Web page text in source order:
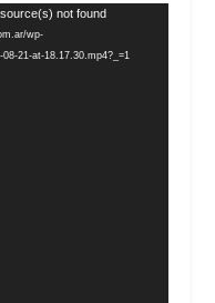
not found
wp-
21-at-18.17.30.mp4?_=1